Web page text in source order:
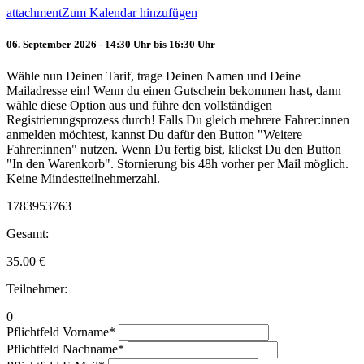
attachmentZum Kalendar hinzufügen
06. September 2026 - 14:30 Uhr bis 16:30 Uhr
Wähle nun Deinen Tarif, trage Deinen Namen und Deine
Mailadresse ein! Wenn du einen Gutschein bekommen hast, dann
wähle diese Option aus und führe den vollständigen
Registrierungsprozess durch! Falls Du gleich mehrere Fahrer:innen
anmelden möchtest, kannst Du dafür den Button "Weitere
Fahrer:innen" nutzen. Wenn Du fertig bist, klickst Du den Button
"In den Warenkorb". Stornierung bis 48h vorher per Mail möglich.
Keine Mindestteilnehmerzahl.
1783953763
Gesamt:
35.00 €
Teilnehmer:
0
Pflichtfeld Vorname*
Pflichtfeld Nachname*